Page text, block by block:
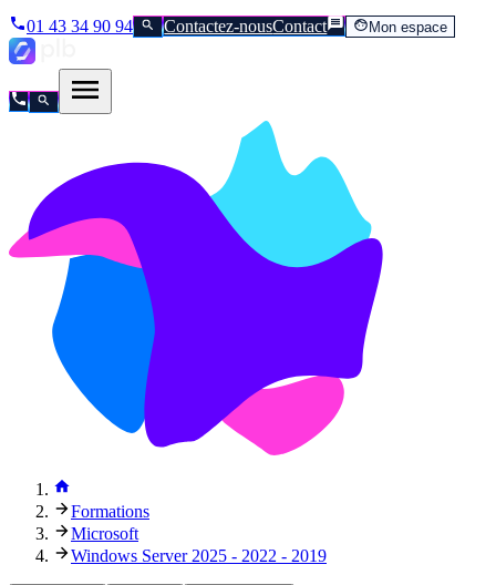
01 43 34 90 94 Contactez-nousContact Mon espace
Formations
Microsoft
Windows Server 2025 - 2022 - 2019